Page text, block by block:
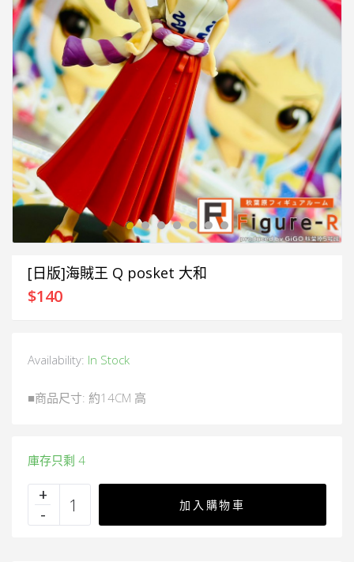
[日版]海賊王 Q posket 大和
$140
Availability: In Stock
■商品尺寸: 約14CM 高
庫存只剩 4
加入購物車